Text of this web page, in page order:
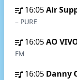
16:05Air
– PURE
16:05AO
FM
16:05 Danny